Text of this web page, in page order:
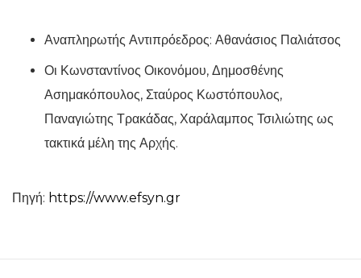
Αναπληρωτής Αντιπρόεδρος: Αθανάσιος Παλιάτσος
Οι Κωνσταντίνος Οικονόμου, Δημοσθένης
Ασημακόπουλος, Σταύρος Κωστόπουλος,
Παναγιώτης Τρακάδας, Χαράλαμπος Τσιλιώτης ως
τακτικά μέλη της Αρχής.
Πηγή: https://www.efsyn.gr